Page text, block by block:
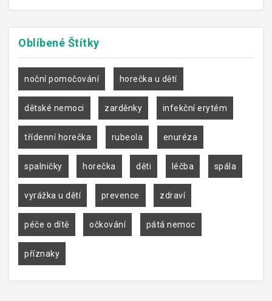
Oblíbené Štítky
noční pomočování horečka u dětí
dětské nemoci zarděnky infekční erytém
třídenní horečka rubeola enuréza
spalničky horečka děti léčba spála
vyrážka u dětí prevence zdraví
péče o dítě očkování pátá nemoc
příznaky